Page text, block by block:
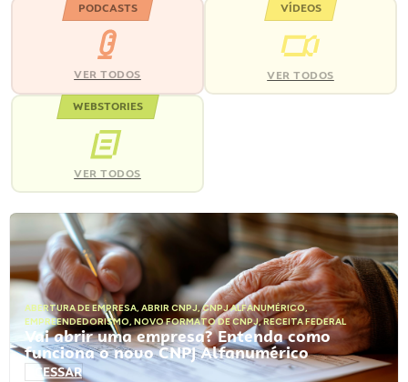
PODCASTS
VER TODOS
VÍDEOS
VER TODOS
WEBSTORIES
VER TODOS
ABERTURA DE EMPRESA, ABRIR CNPJ,CNPJ ALFANUMÉRICO,
EMPREENDEDORISMO, NOVO FORMATO DE CNPJ,RECEITA FEDERAL
Vai abrir uma empresa? Entenda como
funciona o novo CNPJ Alfanumérico
ACESSAR